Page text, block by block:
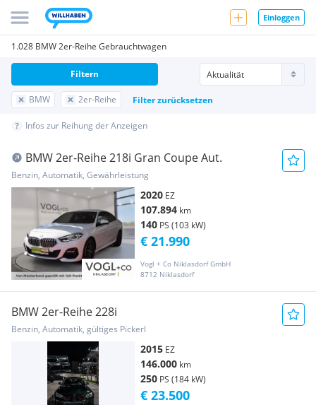
Einloggen
1.028 BMW 2er-Reihe Gebrauchtwagen
BMW 2er-Reihe Filter zurücksetzen
Filtern
Infos zur Reihung der Anzeigen
BMW 2er-Reihe 218i Gran Coupe Aut.
Benzin, Automatik, Gewährleistung
2020 EZ
107.894 km
140 PS (103 kW)
Vogl + Co Niklasdorf GmbH
8712 Niklasdorf
€ 21.990
BMW 2er-Reihe 228i
Benzin, Automatik, gültiges Pickerl
2015 EZ
146.000 km
250 PS (184 kW)
€ 23.500